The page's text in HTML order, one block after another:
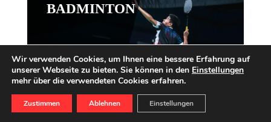
BADMINTON
Wir verwenden Cookies, um Ihnen eine bessere Erfahrung auf
unserer Webseite zu bieten. Sie können in den Einstellungen
mehr über die verwendeten Cookies erfahren.
Zustimmen Ablehnen Einstellungen